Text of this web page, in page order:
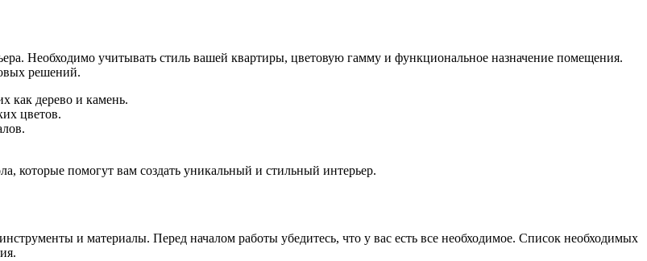
Необходимо учитывать стиль вашей квартиры, цветовую гамму и функциональное назначение помещения.
решений.
как дерево и камень.
цветов.
которые помогут вам создать уникальный и стильный интерьер.
и материалы. Перед началом работы убедитесь, что у вас есть все необходимое. Список необходимых